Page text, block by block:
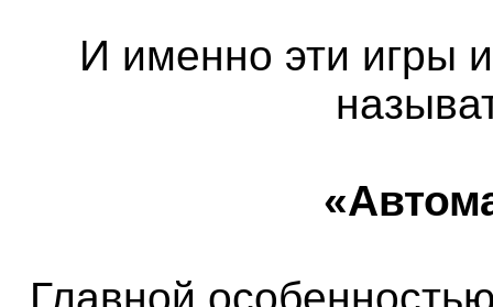
И именно эти игры
Главной